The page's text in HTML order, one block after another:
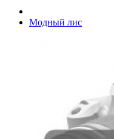
Модный лис